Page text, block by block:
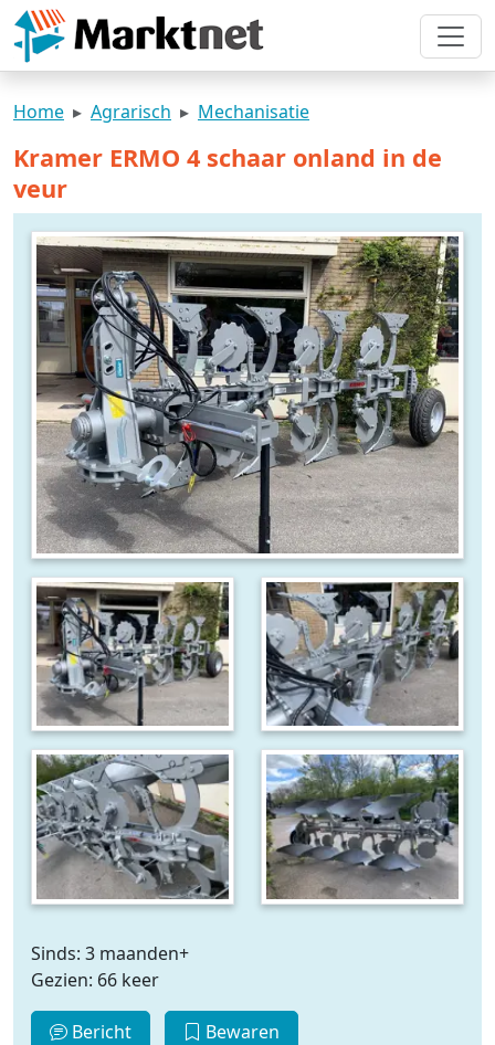
Home Agrarisch Mechanisatie
Kramer ERMO 4 schaar onland in de
veur
Sinds: 3 maanden+
Gezien: 66 keer
Bericht Bewaren